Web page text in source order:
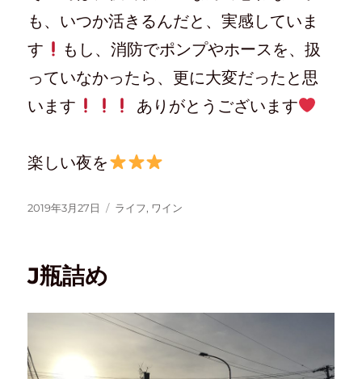
も、いつか活きるんだと、実感していま
す
もし、消防でポンプやホースを、扱
っていなかったら、更に大変だったと思
います
ありがとうございます
楽しい夜を
2019年3月27日 ライフ, ワイン
J瓶詰め